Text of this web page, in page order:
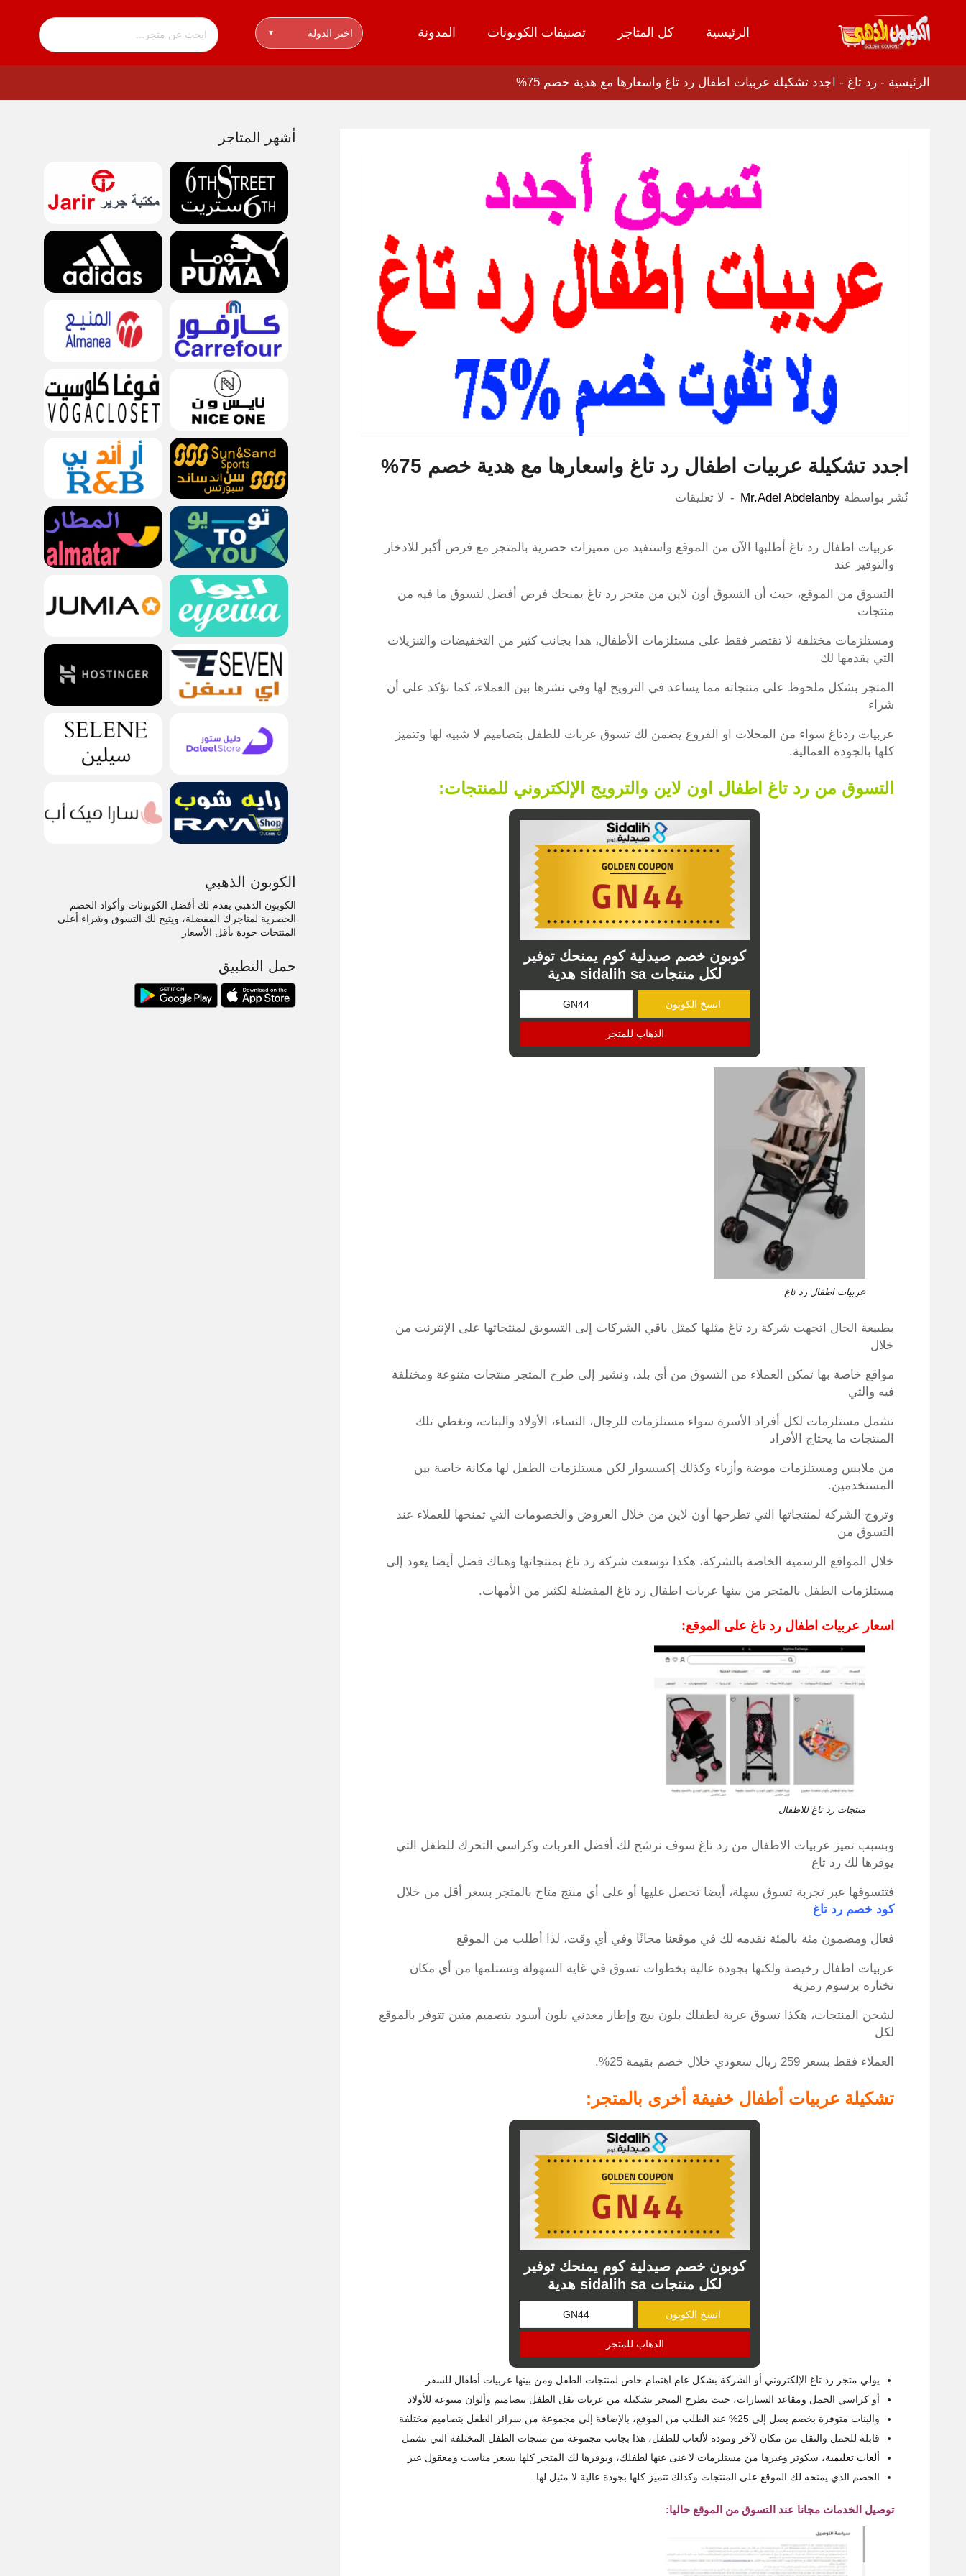
تخطي
المحتوى
الرئيسية كل المتاجر تصنيفات الكوبونات المدونة اختر الدولة ▾
الرئيسية - رد تاغ - اجدد تشكيلة عربيات اطفال رد تاغ واسعارها مع هدية خصم 75%
اجدد تشكيلة عربيات اطفال رد تاغ واسعارها مع هدية خصم 75%
نٌشر بواسطة Mr.Adel Abdelanby لا تعليقات
عربيات اطفال رد تاغ أطلبها الآن من الموقع واستفيد من مميزات حصرية بالمتجر مع فرص أكبر للادخار
والتوفير عند
التسوق من الموقع، حيث أن التسوق أون لاين من متجر رد تاغ يمنحك فرص أفضل لتسوق ما فيه من
منتجات
ومستلزمات مختلفة لا تقتصر فقط على مستلزمات الأطفال، هذا بجانب كثير من التخفيضات والتنزيلات
التي يقدمها لك
المتجر بشكل ملحوظ على منتجاته مما يساعد في الترويج لها وفي نشرها بين العملاء، كما نؤكد على أن
شراء
عربيات ردتاغ سواء من المحلات او الفروع يضمن لك تسوق عربات للطفل بتصاميم لا شبيه لها وتتميز
كلها بالجودة العمالية.
التسوق من رد تاغ اطفال اون لاين والترويج الإلكتروني للمنتجات:
كوبون خصم صيدلية كوم يمنحك توفير
لكل منتجات sidalih sa هدية
انسخ الكوبون
الذهاب للمتجر
عربيات اطفال رد تاغ
بطبيعة الحال اتجهت شركة رد تاغ مثلها كمثل باقي الشركات إلى التسويق لمنتجاتها على الإنترنت من
خلال
مواقع خاصة بها تمكن العملاء من التسوق من أي بلد، ونشير إلى طرح المتجر منتجات متنوعة ومختلفة
فيه والتي
تشمل مستلزمات لكل أفراد الأسرة سواء مستلزمات للرجال، النساء، الأولاد والبنات، وتغطي تلك
المنتجات ما يحتاج الأفراد
من ملابس ومستلزمات موضة وأزياء وكذلك إكسسوار لكن مستلزمات الطفل لها مكانة خاصة بين
المستخدمين.
وتروج الشركة لمنتجاتها التي تطرحها أون لاين من خلال العروض والخصومات التي تمنحها للعملاء عند
التسوق من
خلال المواقع الرسمية الخاصة بالشركة، هكذا توسعت شركة رد تاغ بمنتجاتها وهناك فضل أيضا يعود إلى
مستلزمات الطفل بالمتجر من بينها عربات اطفال رد تاغ المفضلة لكثير من الأمهات.
اسعار عربيات اطفال رد تاغ على الموقع:
منتجات رد تاغ للاطفال
وبسبب تميز عربيات الاطفال من رد تاغ سوف نرشح لك أفضل العربات وكراسي التحرك للطفل التي
يوفرها لك رد تاغ
فتتسوقها عبر تجربة تسوق سهلة، أيضا تحصل عليها أو على أي منتج متاح بالمتجر بسعر أقل من خلال
كود خصم رد تاغ
فعال ومضمون مئة بالمئة نقدمه لك في موقعنا مجانًا وفي أي وقت، لذا أطلب من الموقع
عربيات اطفال رخيصة ولكنها بجودة عالية بخطوات تسوق في غاية السهولة وتستلمها من أي مكان
تختاره برسوم رمزية
لشحن المنتجات، هكذا تسوق عربة لطفلك بلون بيج وإطار معدني بلون أسود بتصميم متين تتوفر بالموقع
لكل
العملاء فقط بسعر 259 ريال سعودي خلال خصم بقيمة 25%.
تشكيلة عربيات أطفال خفيفة أخرى بالمتجر:
كوبون خصم صيدلية كوم يمنحك توفير
لكل منتجات sidalih sa هدية
انسخ الكوبون
الذهاب للمتجر
يولي متجر رد تاغ الإلكتروني أو الشركة بشكل عام اهتمام خاص لمنتجات الطفل ومن بينها عربيات أطفال للسفر
أو كراسي الحمل ومقاعد السيارات، حيث يطرح المتجر تشكيلة من عربات نقل الطفل بتصاميم وألوان متنوعة للأولاد
والبنات متوفرة بخصم يصل إلى 25% عند الطلب من الموقع، بالإضافة إلى مجموعة من سرائر الطفل بتصاميم مختلفة
قابلة للحمل والنقل من مكان لآخر ومودة لألعاب للطفل، هذا بجانب مجموعة من منتجات الطفل المختلفة التي تشمل
ألعاب تعليمية، سكوتر وغيرها من مستلزمات لا غنى عنها لطفلك، ويوفرها لك المتجر كلها بسعر مناسب ومعقول عبر
الخصم الذي يمنحه لك الموقع على المنتجات وكذلك تتميز كلها بجودة عالية لا مثيل لها.
توصيل الخدمات مجانا عند التسوق من الموقع حاليا:
أشهر المتاجر
الكوبون الذهبي
الكوبون الذهبي يقدم لك أفضل الكوبونات وأكواد الخصم
الحصرية لمتاجرك المفضلة، ويتيح لك التسوق وشراء أعلى
المنتجات جودة بأقل الأسعار
حمل التطبيق